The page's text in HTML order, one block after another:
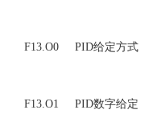
F13.O0 PID给定方式
F13.O1 PID数字给定